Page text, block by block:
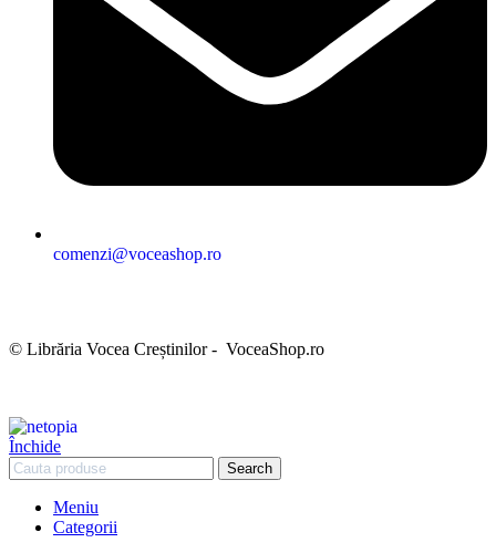
comenzi@voceashop.ro
© Librăria Vocea Creștinilor - VoceaShop.ro
Închide
Search
Meniu
Categorii